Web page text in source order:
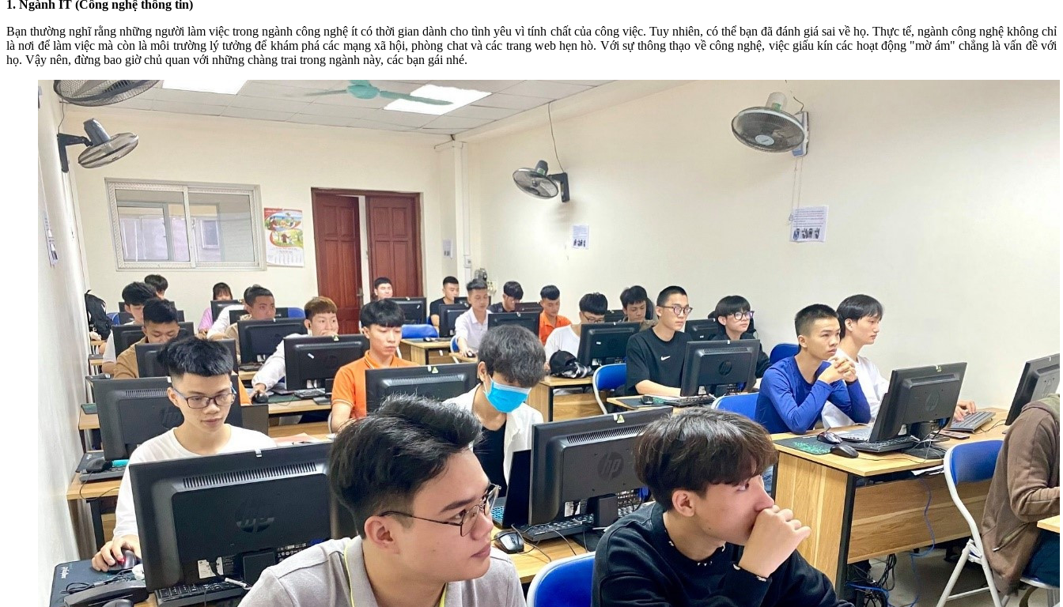
1. Ngành IT (Công nghệ thông tin)
Bạn thường nghĩ rằng những người làm việc trong ngành công nghệ ít có thời gian dành cho tình yêu vì tính chất của công việc. Tuy nhiên, có thể bạn đã đánh giá sai về họ. Thực tế, ngành công nghệ không chỉ
là nơi để làm việc mà còn là môi trường lý tưởng để khám phá các mạng xã hội, phòng chat và các trang web hẹn hò. Với sự thông thạo về công nghệ, việc giấu kín các hoạt động "mờ ám" chẳng là vấn đề với
họ. Vậy nên, đừng bao giờ chủ quan với những chàng trai trong ngành này, các bạn gái nhé.